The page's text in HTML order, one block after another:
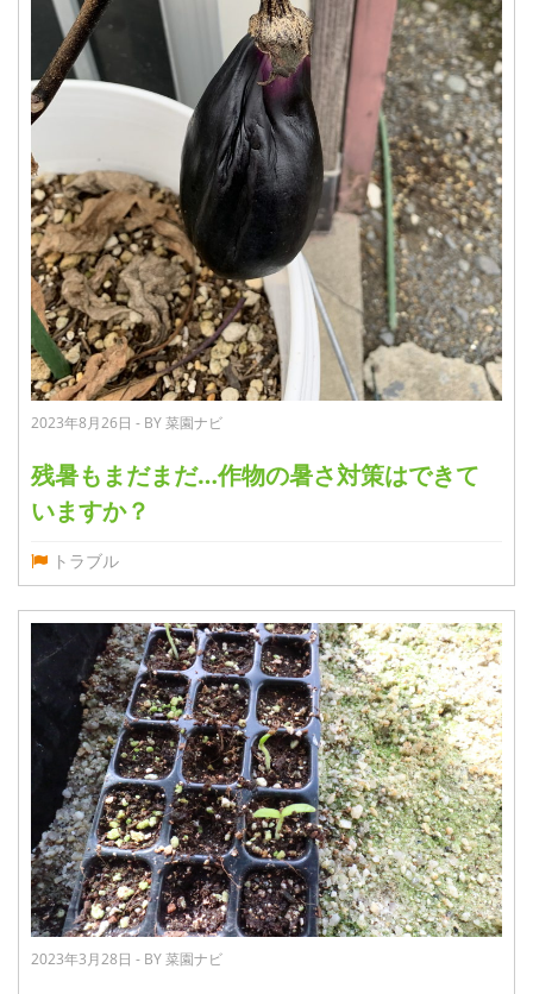
2023年8月26日 - BY 菜園ナビ
残暑もまだまだ…作物の暑さ対策はできて
いますか？
トラブル
2023年3月28日 - BY 菜園ナビ